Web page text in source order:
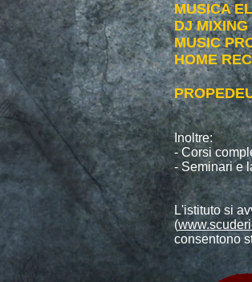
MUSICA
DJ MIXING
MUSIC
HOME
Inoltre:
- Corsi
- Seminari e
L'istituto si
(
consentono